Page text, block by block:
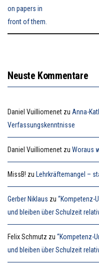
Neuste Kommentare
Daniel Vuilliomenet zu Anna-
Verfassungskenntnisse
Daniel Vuilliomenet zu Woraus
MissB! zu Lehrkräftemangel –
Gerber Niklaus zu “Kompetenz-
und bleiben über Schulzeit
Felix Schmutz zu “Kompetenz-
und bleiben über Schulzeit